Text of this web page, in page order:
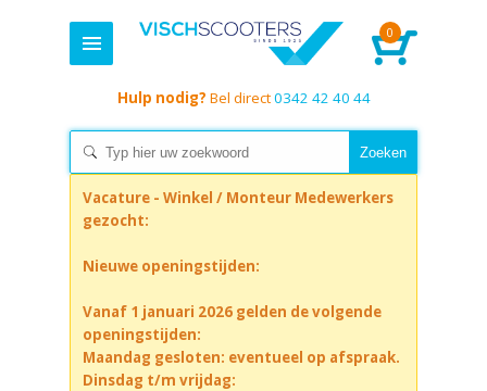
0
Hulp nodig? Bel direct0342 42 40 44
Vacature - Winkel / Monteur Medewerkers
gezocht:
Nieuwe openingstijden:
Vanaf 1 januari 2026 gelden de volgende
openingstijden:
Maandag gesloten: eventueel op afspraak.
Dinsdag t/m vrijdag: